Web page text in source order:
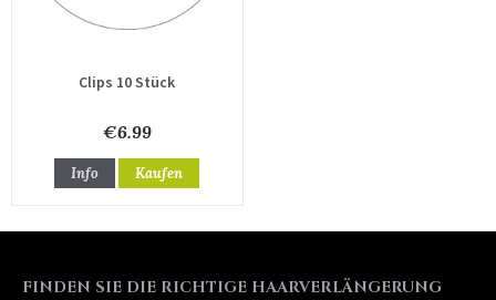
Clips 10 Stück
€6.99
Info Kaufen
FINDEN SIE DIE RICHTIGE HAARVERLÄNGERUNG